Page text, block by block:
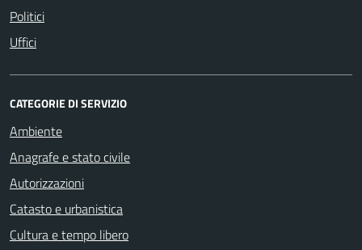
Politici
Uffici
CATEGORIE DI SERVIZIO
Ambiente
Anagrafe e stato civile
Autorizzazioni
Catasto e urbanistica
Cultura e tempo libero